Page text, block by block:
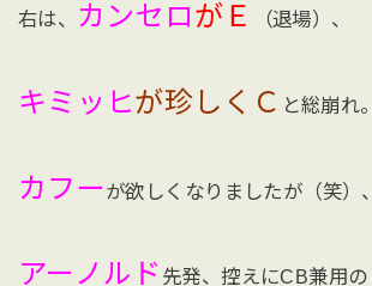
右は、 カンセロがＥ （退場）、
キミッヒが珍しくＣ と総崩れ。
カフー が欲しくなりましたが（笑）、
アーノルド 先発、控えにCB兼用の